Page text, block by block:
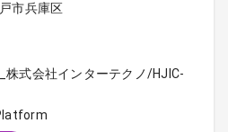
市兵庫区
株式会社インターテクノ/HJIC-